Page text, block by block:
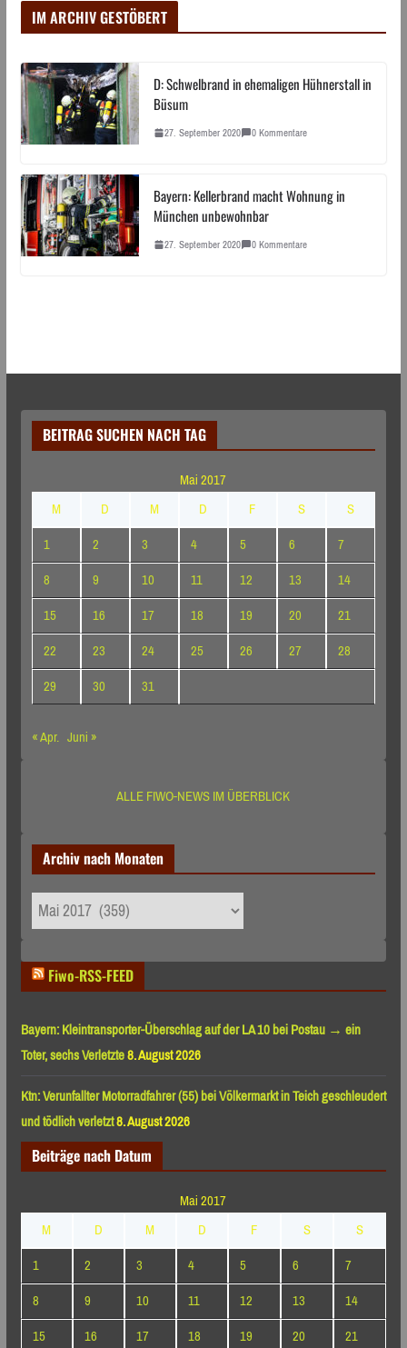
IM ARCHIV GESTÖBERT
D: Schwelbrand in ehemaligen Hühnerstall in
Büsum
27. September 2020 0 Kommentare
Bayern: Kellerbrand macht Wohnung in
München unbewohnbar
27. September 2020 0 Kommentare
BEITRAG SUCHEN NACH TAG
Mai 2017
M
D M D F S
S
1
2 3 4 5 6
7
8
9 10 11 12 13
14
15
16 17 18 19 20
21
22
23 24 25 26 27
28
29
30
31
« Apr. Juni »
ALLE FIWO-NEWS IM ÜBERBLICK
Archiv nach Monaten
Archiv
nach
Fiwo-RSS-FEED
Bayern: Kleintransporter-Überschlag auf der LA 10 bei Postau → ein
Toter, sechs Verletzte8. August 2026
Ktn: Verunfallter Motorradfahrer (55) bei Völkermarkt in Teich geschleudert
und tödlich verletzt8. August 2026
Beiträge nach Datum
Mai 2017
M
D M D F S
S
1
2 3 4 5 6
7
8
9 10 11 12 13
14
15
16 17 18 19 20 21